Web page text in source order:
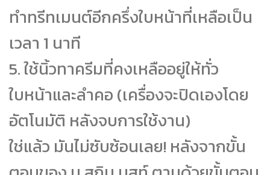
ทำทรีทเมนต์อีกครึ่งใบหน้าที่เหลือเป็น
เวลา 1 นาที
5.ใช้นิ้วทาครีมที่คงเหลืออยู่ให้ทั่ว
ใบหน้าและลำคอ (เครื่องจะปิดเองโดย
อัตโนมัติ หลังจบการใช้งาน)
ใช่แล้ว มันไม่ซับซ้อนเลย! หลังจากขั้น